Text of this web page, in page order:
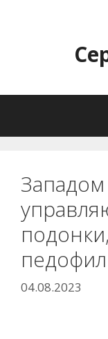
содержимому
04.08.2023